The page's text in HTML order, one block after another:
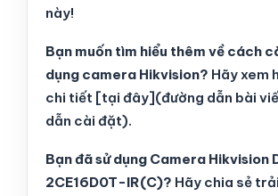
này!
Bạn muốn tìm hiểu thêm về cách
dụng camera Hikvision? Hãy xem
chi tiết [tại đây](đường dẫn bài
dẫn cài đặt).
Bạn đã sử dụng Camera Hikvision
2CE16D0T-IR(C)? Hãy chia sẻ